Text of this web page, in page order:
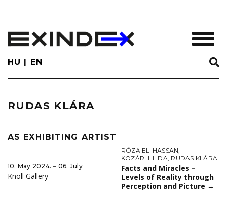
main
content
HU EN
RUDAS KLÁRA
AS EXHIBITING ARTIST
10. May 2024. ‒ 06. July
Knoll Gallery
RÓZA EL-HASSAN,
KOZÁRI HILDA, RUDAS KLÁRA
Facts and Miracles –
Levels of Reality through
Perception and Picture →